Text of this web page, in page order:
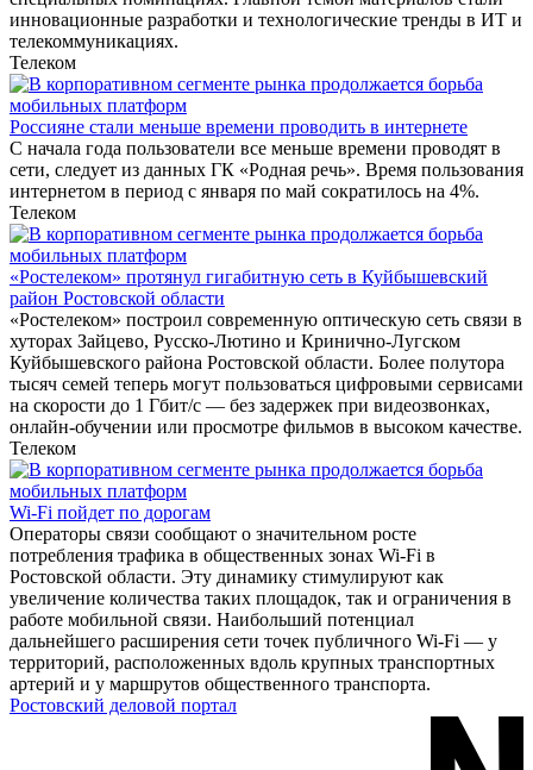
инновационные разработки и технологические тренды в ИТ и
телекоммуникациях.
Телеком
Россияне стали меньше времени проводить в интернете
С начала года пользователи все меньше времени проводят в
сети, следует из данных ГК «Родная речь». Время пользования
интернетом в период с января по май сократилось на 4%.
Телеком
«Ростелеком» протянул гигабитную сеть в Куйбышевский
район Ростовской области
«Ростелеком» построил современную оптическую сеть связи в
хуторах Зайцево, Русско-Лютино и Кринично-Лугском
Куйбышевского района Ростовской области. Более полутора
тысяч семей теперь могут пользоваться цифровыми сервисами
на скорости до 1 Гбит/с — без задержек при видеозвонках,
онлайн-обучении или просмотре фильмов в высоком качестве.
Телеком
Wi-Fi пойдет по дорогам
Операторы связи сообщают о значительном росте
потребления трафика в общественных зонах Wi-Fi в
Ростовской области. Эту динамику стимулируют как
увеличение количества таких площадок, так и ограничения в
работе мобильной связи. Наибольший потенциал
дальнейшего расширения сети точек публичного Wi-Fi — у
территорий, расположенных вдоль крупных транспортных
артерий и у маршрутов общественного транспорта.
Ростовский деловой портал